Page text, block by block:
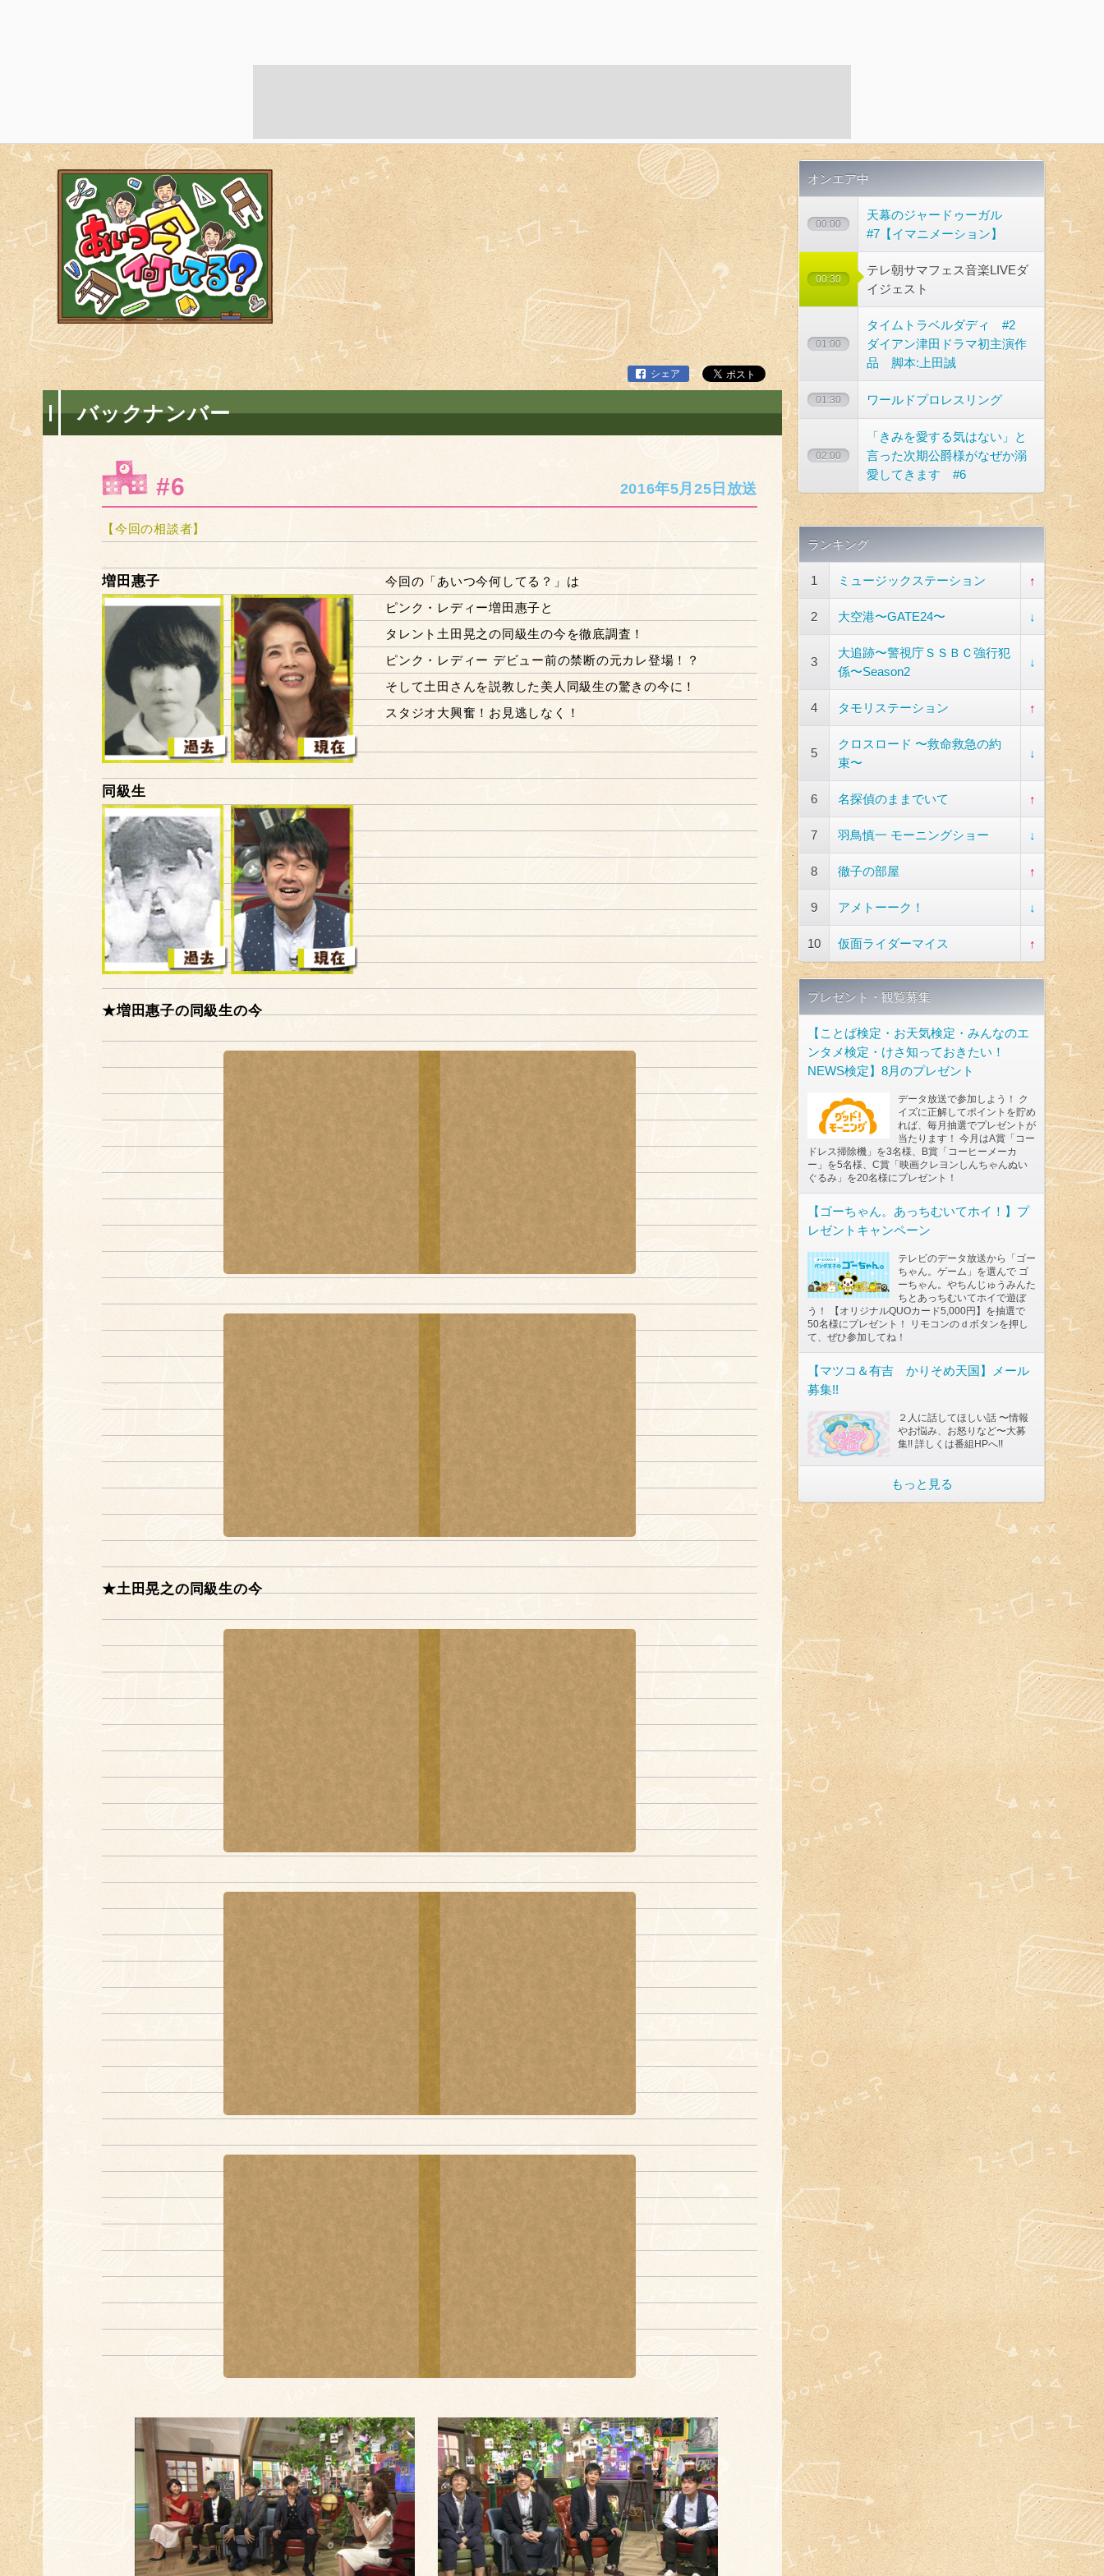
シェア
バックナンバー
#6 2016年5月25日放送
【今回の相談者】
増田惠子
同級生
今回の「あいつ今何してる？」は
ピンク・レディー増田惠子と
タレント土田晃之の同級生の今を徹底調査！
ピンク・レディー デビュー前の禁断の元カレ登場！？
そして土田さんを説教した美人同級生の驚きの今に！
スタジオ大興奮！お見逃しなく！
★増田惠子の同級生の今
★土田晃之の同級生の今
オンエア中
00:00
天幕のジャードゥーガル
#7【イマニメーション】
00:30
テレ朝サマフェス音楽LIVEダ
イジェスト
01:00
タイムトラベルダディ #2
ダイアン津田ドラマ初主演作
品 脚本:上田誠
01:30 ワールドプロレスリング
02:00
「きみを愛する気はない」と
言った次期公爵様がなぜか溺
愛してきます #6
ランキング
1 ミュージックステーション ↑
2 大空港〜GATE24〜 ↓
3
大追跡〜警視庁ＳＳＢＣ強行犯
係〜Season2
↓
4 タモリステーション ↑
5
クロスロード 〜救命救急の約
束〜
↓
6 名探偵のままでいて ↑
7 羽鳥慎一 モーニングショー ↓
8 徹子の部屋 ↑
9 アメトーーク！ ↓
10 仮面ライダーマイス ↑
プレゼント・観覧募集
【ことば検定・お天気検定・みんなのエ
ンタメ検定・けさ知っておきたい！
NEWS検定】8月のプレゼント
データ放送で参加しよう！ ク
イズに正解してポイントを貯め
れば、毎月抽選でプレゼントが
当たります！ 今月はA賞「コー
ドレス掃除機」を3名様、B賞「コーヒーメーカ
ー」を5名様、C賞「映画クレヨンしんちゃんぬい
ぐるみ」を20名様にプレゼント！
【ゴーちゃん。あっちむいてホイ！】プ
レゼントキャンペーン
テレビのデータ放送から「ゴー
ちゃん。ゲーム」を選んで ゴ
ーちゃん。やちんじゅうみんた
ちとあっちむいてホイで遊ぼ
う！ 【オリジナルQUOカード5,000円】を抽選で
50名様にプレゼント！ リモコンのｄボタンを押し
て、ぜひ参加してね！
【マツコ＆有吉 かりそめ天国】メール
募集!!
２人に話してほしい話 〜情報
やお悩み、お怒りなど〜大募
集!! 詳しくは番組HPへ!!
もっと見る